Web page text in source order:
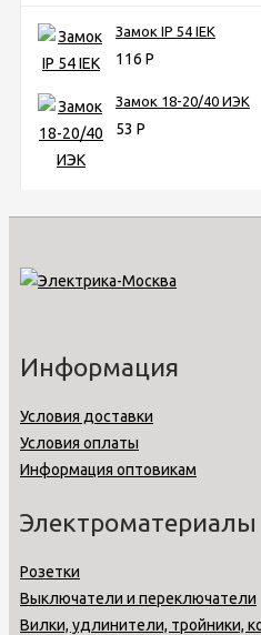
Замок IP 54 IEK
116 Р
Замок 18-20/40 ИЭК
53 Р
Информация
Условия доставки
Условия оплаты
Информация оптовикам
Электроматериалы
Розетки
Выключатели и переключатели
Вилки, удлинители, тройники,